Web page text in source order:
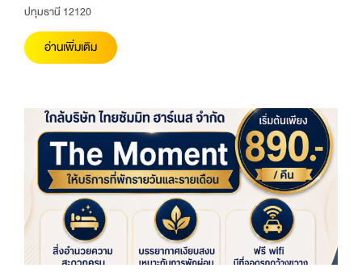
ปทุมธานี 12120
อ่านเพิ่มเติม